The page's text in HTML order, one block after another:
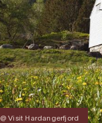
@ Visit Hardangerfjord